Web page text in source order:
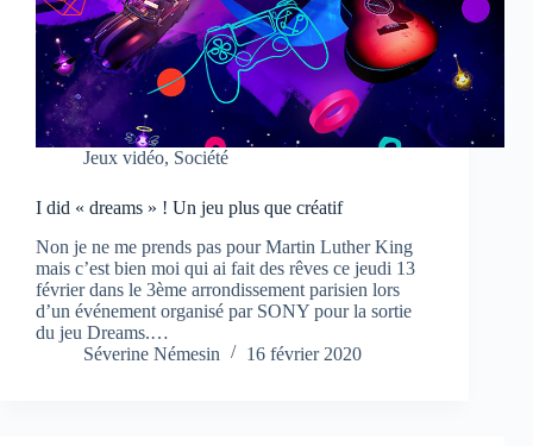
Jeux vidéo, Société
I did « dreams » ! Un jeu plus que créatif
Non je ne me prends pas pour Martin Luther King
mais c’est bien moi qui ai fait des rêves ce jeudi 13
février dans le 3ème arrondissement parisien lors
d’un événement organisé par SONY pour la sortie
du jeu Dreams.…
Séverine Némesin
16 février 2020